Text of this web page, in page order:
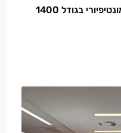
משרד עם חצר פרטית בשכונת מונטיפיורי בגודל 1400